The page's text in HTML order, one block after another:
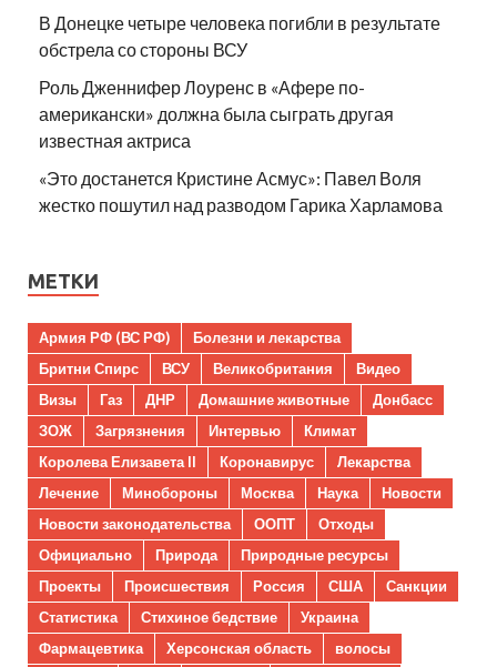
В Донецке четыре человека погибли в результате
обстрела со стороны ВСУ
Роль Дженнифер Лоуренс в «Афере по-
американски» должна была сыграть другая
известная актриса
«Это достанется Кристине Асмус»: Павел Воля
жестко пошутил над разводом Гарика Харламова
МЕТКИ
Армия РФ (ВС РФ)
Болезни и лекарства
Бритни Спирс
ВСУ Великобритания
Видео
Визы
Газ ДНР Домашние животные
Донбасс
ЗОЖ
Загрязнения Интервью
Климат
Королева Елизавета II
Коронавирус
Лекарства
Лечение
Минобороны Москва Наука
Новости
Новости законодательства
ООПТ
Отходы
Официально
Природа
Природные ресурсы
Проекты
Происшествия Россия США
Санкции
Статистика
Стихиное бедствие
Украина
Фармацевтика
Херсонская область
волосы